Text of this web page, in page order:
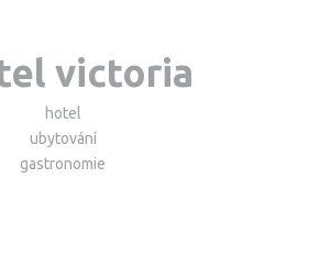
hotel
ubytování
gastronomie